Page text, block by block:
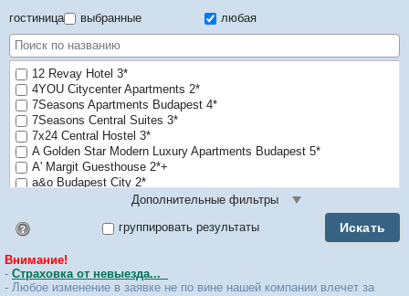
Дебрецен
Дьер
Залакарош
Кахидакуштань
Кескхей
Мишкольц
Мишкольц-Тапольцы
Сегет
Тапольца
Тихань
Токай
Хайдусобосло
Центральная Венгрия
Шарвар
Шиофок
Эгер
гостиница выбранные любая
12 Revay Hotel 3*
4YOU Citycenter Apartments 2*
7Seasons Apartments Budapest 4*
7Seasons Central Suites 3*
7x24 Central Hostel 3*
A Golden Star Modern Luxury Apartments Budapest 5*
A' Margit Guesthouse 2*+
a&o Budapest City 2*
ABC Guesthouse - Budapest 2*
Absolut City Hostel 2*
Activity Hostel 2*
ACTOR 4*
Adagio Hostel 1.0 Oktogon 2*
Дополнительные фильтры
Искать
группировать результаты
Идентификатор поиска
Внимание!
- Страховка от невыезда...
- Любое изменение в заявке не по вине нашей компании влечет за